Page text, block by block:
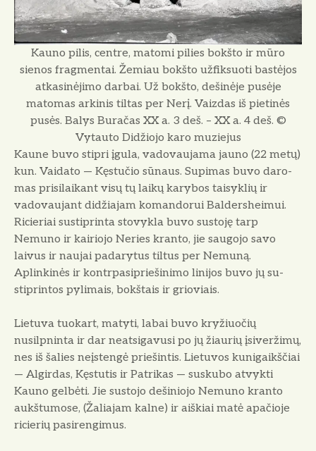
Kauno pilis, centre, matomi pilies bokšto ir mūro
sienos fragmentai. Žemiau bokšto užfiksuoti bastėjos
atkasinėjimo darbai. Už bokšto, dešinėje pusėje
matomas arkinis tiltas per Nerį. Vaizdas iš pietinės
pusės. Balys Buračas XX a. 3 deš. – XX a. 4 deš. ©
Vytauto Didžiojo karo muziejus
Kaune buvo stipri įgula, vadovau­jama jauno (22 metų)
kun. Vaidato — Kęstučio sūnaus. Supimas buvo daro­
mas prisilaikant visų tų laikų karybos taisyklių ir
vadovaujant didžiajam komandorui Baldersheimui.
Ricieriai sustiprinta stovykla buvo sustoję tarp
Nemuno ir kairiojo Neries kranto, jie saugojo savo
laivus ir naujai padary­tus tiltus per Nemuną.
Aplinkinės ir kontrpasipriešinimo linijos buvo jų su­
stiprintos pylimais, bokštais ir grio­viais.
Lietuva tuokart, matyti, labai buvo kryžiuočių
nusilpninta ir dar neatsiga­vusi po jų žiaurių įsiveržimų,
nes iš šalies neįstengė priešintis. Lietuvos kunigaikščiai
— Algirdas, Kęstutis ir Patrikas — suskubo atvykti
Kauno gelbėti. Jie sustojo dešiniojo Nemuno kranto
aukštumose, (Žaliajam kalne) ir aiškiai matė apačioje
ricierių pasi­rengimus.